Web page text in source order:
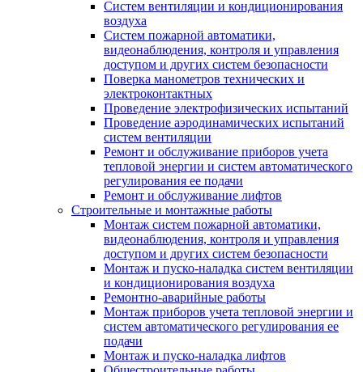
Систем вентиляции и кондиционирования
воздуха
Систем пожарной автоматики,
видеонаблюдения, контроля и управления
доступом и других систем безопасности
Поверка манометров технических и
электроконтактных
Проведение электрофизических испытаний
Проведение аэродинамических испытаний
систем вентиляции
Ремонт и обслуживание приборов учета
тепловой энергии и систем автоматического
регулирования ее подачи
Ремонт и обслуживание лифтов
Строительные и монтажные работы
Монтаж систем пожарной автоматики,
видеонаблюдения, контроля и управления
доступом и других систем безопасности
Монтаж и пуско-наладка систем вентиляции
и кондиционирования воздуха
Ремонтно-аварийные работы
Монтаж приборов учета тепловой энергии и
систем автоматического регулирования ее
подачи
Монтаж и пуско-наладка лифтов